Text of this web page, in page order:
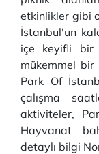
etkinlikler gibi
İstanbul'un
içe keyifli bir
mükemmel bir
Park Of
çalışma
aktiviteler,
Hayvanat
detaylı bilgi